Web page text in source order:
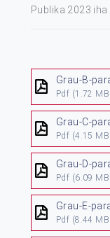
Publika 2023 iha
Grau-B-
Pdf (1.72
Grau-C-
Pdf (4.15
Grau-D-
Pdf (6.09
Grau-E-
Pdf (8.44